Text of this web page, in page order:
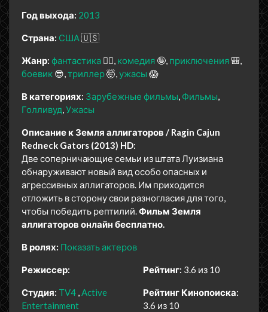
Год выхода: 2013
Страна: США🇺🇸
Жанр: фантастика 🧙‍♀️ комедия 🤪 приключения 🎒
боевик 😎 триллер🤯 ужасы 😱
В категориях: Зарубежные фильмы Фильмы
Голливуд Ужасы
Описание к Земля аллигаторов / Ragin Cajun
Redneck Gators (2013) HD:
Две соперничающие семьи из штата Луизиана
обнаруживают новый вид особо опасных и
агрессивных аллигаторов. Им приходится
отложить в сторону свои разногласия для того,
чтобы победить рептилий.Фильм Земля
аллигаторов онлайн бесплатно.
В ролях: Показать актеров
Режиссер:
Студия: TV4 Active
Entertainment
Рейтинг: 3.6 из 10
Рейтинг Кинопоиска:
3.6 из 10